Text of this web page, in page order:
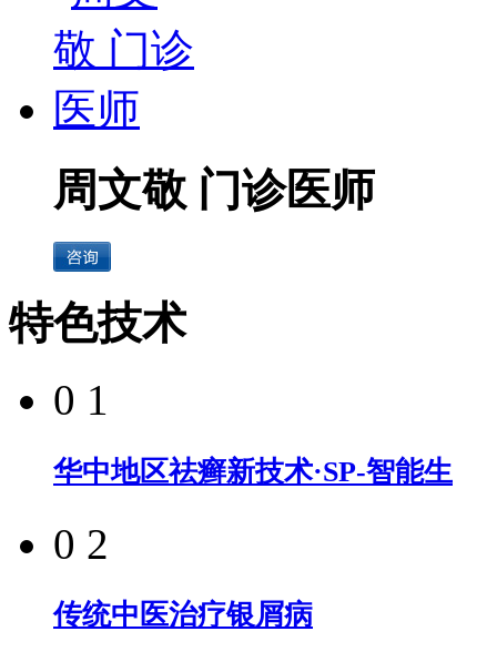
周文敬 门诊医师
特色技术
0 1
华中地区祛癣新技术·SP-智能生
0 2
传统中医治疗银屑病